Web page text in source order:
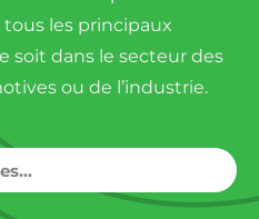
les principaux
soit dans le secteur des
ou de l’industrie.